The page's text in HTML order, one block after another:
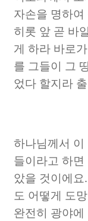
자손을 명하
히롯 앞 곧 바
게 하라 바로
를 그들이 그
었다 할지라 출
하나님께서 이
들이라고 하
았을 것이에요.
도 어떻게 도
완전히 광야